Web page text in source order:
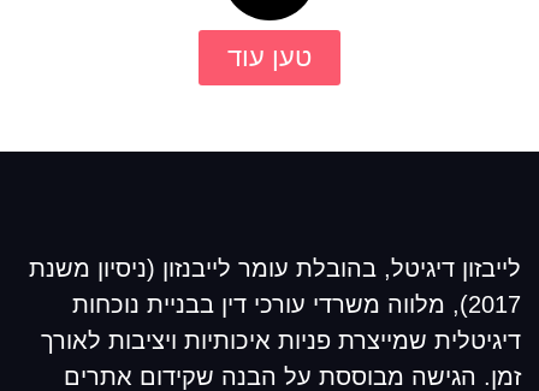
טען עוד
לייבזון דיגיטל, בהובלת עומר לייבנזון (ניסיון משנת
2017), מלווה משרדי עורכי דין בבניית נוכחות
דיגיטלית שמייצרת פניות איכותיות ויציבות לאורך
זמן. הגישה מבוססת על הבנה שקידום אתרים